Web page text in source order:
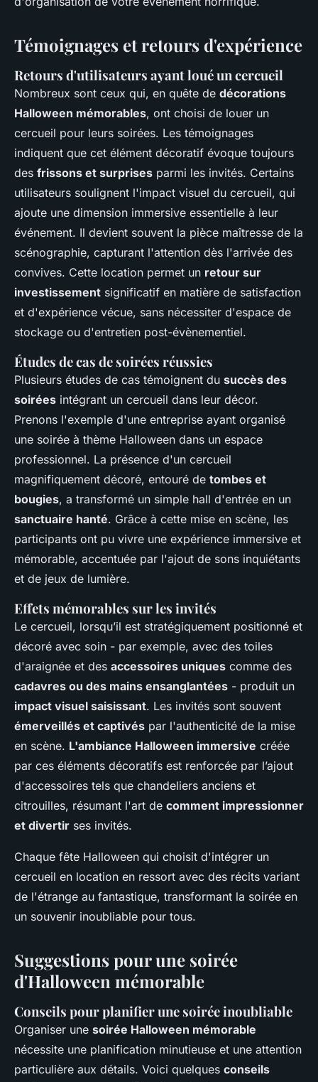
Témoignages et retours d'expérience
Retours d'utilisateurs ayant loué un cercueil
Nombreux sont ceux qui, en quête de décorations
Halloween mémorables, ont choisi de louer un
cercueil pour leurs soirées. Les témoignages
indiquent que cet élément décoratif évoque toujours
des frissons et surprises parmi les invités. Certains
utilisateurs soulignent l'impact visuel du cercueil, qui
ajoute une dimension immersive essentielle à leur
événement. Il devient souvent la pièce maîtresse de la
scénographie, capturant l'attention dès l'arrivée des
convives. Cette location permet un retour sur
investissement significatif en matière de satisfaction
et d'expérience vécue, sans nécessiter d'espace de
stockage ou d'entretien post-évènementiel.
Études de cas de soirées réussies
Plusieurs études de cas témoignent du succès des
soirées intégrant un cercueil dans leur décor.
Prenons l'exemple d'une entreprise ayant organisé
une soirée à thème Halloween dans un espace
professionnel. La présence d'un cercueil
magnifiquement décoré, entouré de tombes et
bougies, a transformé un simple hall d'entrée en un
sanctuaire hanté. Grâce à cette mise en scène, les
participants ont pu vivre une expérience immersive et
mémorable, accentuée par l'ajout de sons inquiétants
et de jeux de lumière.
Effets mémorables sur les invités
Le cercueil, lorsqu’il est stratégiquement positionné et
décoré avec soin - par exemple, avec des toiles
d'araignée et des accessoires uniques comme des
cadavres ou des mains ensanglantées - produit un
impact visuel saisissant. Les invités sont souvent
émerveillés et captivés par l'authenticité de la mise
en scène. L'ambiance Halloween immersive créée
par ces éléments décoratifs est renforcée par l’ajout
d'accessoires tels que chandeliers anciens et
citrouilles, résumant l'art de comment impressionner
et divertir ses invités.
Chaque fête Halloween qui choisit d'intégrer un
cercueil en location en ressort avec des récits variant
de l'étrange au fantastique, transformant la soirée en
un souvenir inoubliable pour tous.
Suggestions pour une soirée
d'Halloween mémorable
Conseils pour planifier une soirée inoubliable
Organiser une soirée Halloween mémorable
nécessite une planification minutieuse et une attention
particulière aux détails. Voici quelques conseils